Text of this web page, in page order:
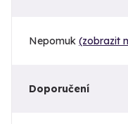
Nepomuk (zobrazit
Doporučení